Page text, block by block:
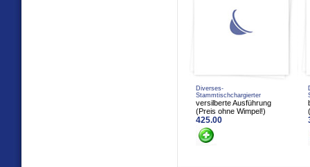
Diverses-
Stammtischchargierter
versilberte Ausführung
(Preis ohne Wimpel!)
425.00